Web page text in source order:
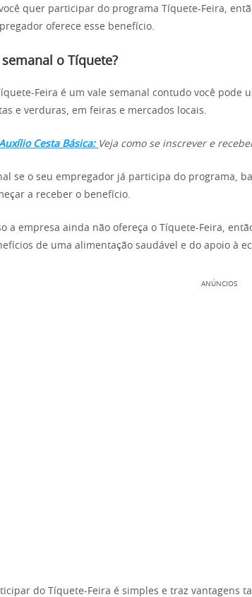
quer participar do programa Tíquete-Feira,
oferece esse benefício.
semanal o Tíquete?
Feira é um vale semanal contudo você pode
e verduras, em feiras e mercados locais.
Cesta Básica: Veja como se inscrever e
se o seu empregador já participa do programa,
a receber o benefício.
a empresa ainda não ofereça o Tíquete-Feira,
de uma alimentação saudável e do apoio à
ANÚNCIOS
do Tíquete-Feira é simples e traz vantagens